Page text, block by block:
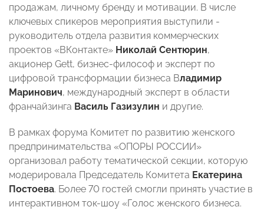
продажам, личному бренду и мотивации. В числе
ключевых спикеров мероприятия выступили -
руководитель отдела развития коммерческих
проектов «ВКонтакте» Николай Сентюрин,
акционер Gett, бизнес-философ и эксперт по
цифровой трансформации бизнеса Владимир
Маринович, международный эксперт в области
франчайзинга Василь Газизулин и другие.
В рамках форума Комитет по развитию женского
предпринимательства «ОПОРЫ РОССИИ»
организовал работу тематической секции, которую
модерировала Председатель Комитета Екатерина
Постоева. Более 70 гостей смогли принять участие в
интерактивном ток-шоу «Голос женского бизнеса.